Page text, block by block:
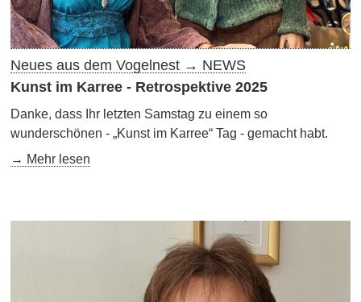
Neues aus dem Vogelnest → NEWS
Kunst im Karree - Retrospektive 2025
Danke, dass Ihr letzten Samstag zu einem so
wunderschönen - „Kunst im Karree“ Tag - gemacht habt.
→ Mehr lesen